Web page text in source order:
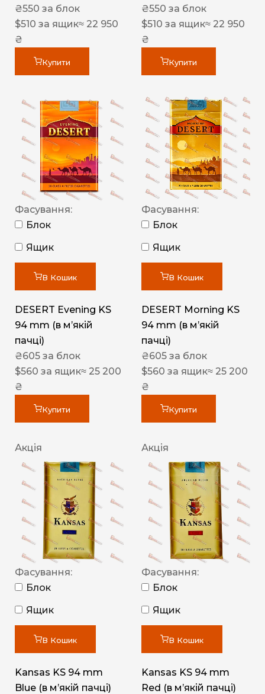
₴550 за блок
$510 за ящик≈ 22 950
₴
Купити
₴550 за блок
$510 за ящик≈ 22 950
₴
Купити
Фасування:
Блок
Ящик
В Кошик
DESERT Evening KS
94 mm (в мʼякій
пачці)
₴605 за блок
$560 за ящик≈ 25 200
₴
Купити
Фасування:
Блок
Ящик
В Кошик
DESERT Morning KS
94 mm (в мʼякій
пачці)
₴605 за блок
$560 за ящик≈ 25 200
₴
Купити
Акція
Фасування:
Блок
Ящик
В Кошик
Kansas KS 94 mm
Blue (в мʼякій пачці)
Акція
Фасування:
Блок
Ящик
В Кошик
Kansas KS 94 mm
Red (в мʼякій пачці)